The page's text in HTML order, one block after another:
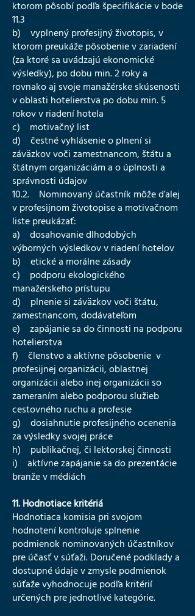
ktorom pôsobí podľa špecifikácie v bode
11.3
b) vyplnený profesijný životopis, v
ktorom preukáže pôsobenie v zariadení
(za ktoré sa uvádzajú ekonomické
výsledky), po dobu min. 2 roky a
rovnako aj svoje manažérske skúsenosti
v oblasti hotelierstva po dobu min. 5
rokov v riadení hotela
c) motivačný list
d) čestné vyhlásenie o plnení si
záväzkov voči zamestnancom, štátu a
štátnym organizáciám a o úplnosti a
správnosti údajov
10.2. Nominovaný účastník môže ďalej
v profesijnom životopise a motivačnom
liste preukázať:
a) dosahovanie dlhodobých
výborných výsledkov v riadení hotelov
b) etické a morálne zásady
c) podporu ekologického
manažérskeho prístupu
d) plnenie si záväzkov voči štátu,
zamestnancom, dodávateľom
e) zapájanie sa do činnosti na podporu
hotelierstva
f) členstvo a aktívne pôsobenie v
profesijnej organizácii, oblastnej
organizácii alebo inej organizácii so
zameraním alebo podporou služieb
cestovného ruchu a profesie
g) dosiahnutie profesijného ocenenia
za výsledky svojej práce
h) publikačnej, či lektorskej činnosti
i) aktívne zapájanie sa do prezentácie
branže v médiách
11. Hodnotiace kritériá
Hodnotiaca komisia pri svojom
hodnotení kontroluje splnenie
podmienok nominovaných účastníkov
pre účasť v súťaži. Doručené podklady a
dostupné údaje v zmysle podmienok
súťaže vyhodnocuje podľa kritérií
určených pre jednotlivé kategórie.